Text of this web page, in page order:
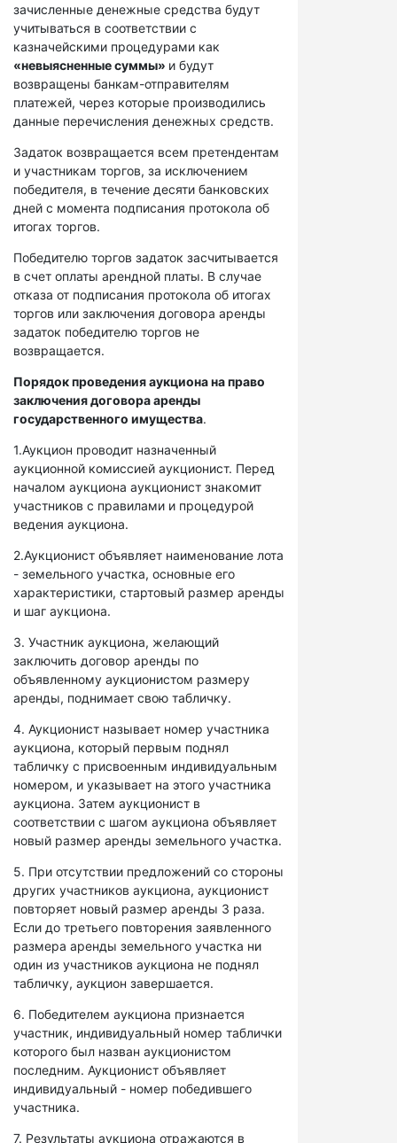
зачисленные денежные средства будут
учитываться в соответствии с
казначейскими процедурами как
«невыясненные суммы» и будут
возвращены банкам-отправителям
платежей, через которые производились
данные перечисления денежных средств.
Задаток возвращается всем претендентам
и участникам торгов, за исключением
победителя, в течение десяти банковских
дней с момента подписания протокола об
итогах торгов.
Победителю торгов задаток засчитывается
в счет оплаты арендной платы. В случае
отказа от подписания протокола об итогах
торгов или заключения договора аренды
задаток победителю торгов не
возвращается.
Порядок проведения аукциона на право
заключения договора аренды
государственного имущества.
1.Аукцион проводит назначенный
аукционной комиссией аукционист. Перед
началом аукциона аукционист знакомит
участников с правилами и процедурой
ведения аукциона.
2.Аукционист объявляет наименование лота
- земельного участка, основные его
характеристики, стартовый размер аренды
и шаг аукциона.
3. Участник аукциона, желающий
заключить договор аренды по
объявленному аукционистом размеру
аренды, поднимает свою табличку.
4. Аукционист называет номер участника
аукциона, который первым поднял
табличку с присвоенным индивидуальным
номером, и указывает на этого участника
аукциона. Затем аукционист в
соответствии с шагом аукциона объявляет
новый размер аренды земельного участка.
5. При отсутствии предложений со стороны
других участников аукциона, аукционист
повторяет новый размер аренды 3 раза.
Если до третьего повторения заявленного
размера аренды земельного участка ни
один из участников аукциона не поднял
табличку, аукцион завершается.
6. Победителем аукциона признается
участник, индивидуальный номер таблички
которого был назван аукционистом
последним. Аукционист объявляет
индивидуальный - номер победившего
участника.
7. Результаты аукциона отражаются в